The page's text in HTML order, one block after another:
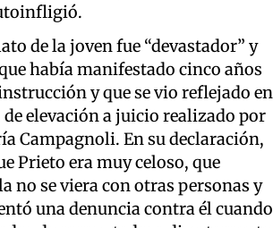
de la joven fue “devastador” y
había manifestado cinco años
y que se vio reflejado en
elevación a juicio realizado por
Campagnoli. En su declaración,
Prieto era muy celoso, que
no se viera con otras personas y
una denuncia contra él cuando